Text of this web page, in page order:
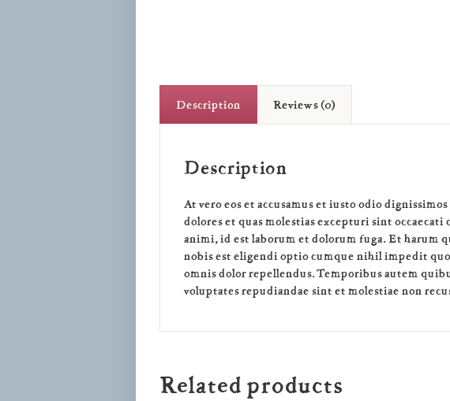
Description Reviews (0)
Description
At vero eos et accusamus et iusto odio
dolores et quas molestias excepturi sint
animi, id est laborum et dolorum fuga. Et harum
nobis est eligendi optio cumque nihil impedit quo
omnis dolor repellendus. Temporibus autem
voluptates repudiandae sint et molestiae non
Related products